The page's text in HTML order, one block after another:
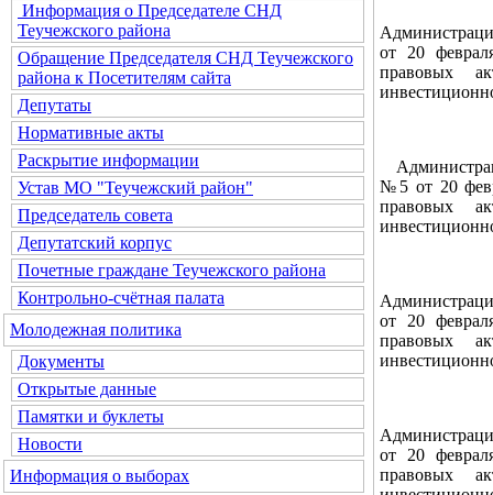
Информация о Председателе СНД
Теучежского района
Обращение Председателя СНД Теучежского
района к Посетителям сайта
Депутаты
Нормативные акты
Раскрытие информации
Устав МО "Теучежский район"
Председатель совета
Депутатский корпус
Почетные граждане Теучежского района
Контрольно-счётная палата
Молодежная политика
Документы
Открытые данные
Памятки и буклеты
Новости
Информация о выборах
от 20
правовых
№5 от 20
правовых
от 20
правовых
от 20
правовых